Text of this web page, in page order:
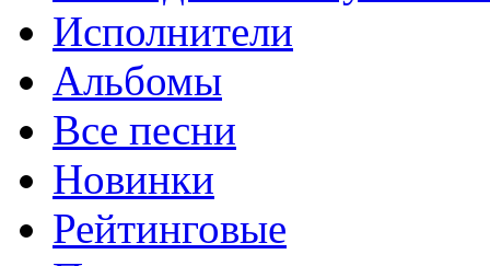
Исполнители
Альбомы
Все песни
Новинки
Рейтинговые